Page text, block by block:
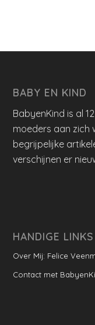
BABY EN KIND
BabyenKind is al
moeders aan zich
begrijpelijke
verschijnen er
HANDIGE LINKS
Over Mij: Felice
Contact met